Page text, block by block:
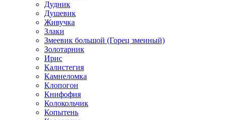
Дудник
Душевик
Живучка
Злаки
Змеевик большой (Горец змеиный)
Золотарник
Ирис
Калистегия
Камнеломка
Клопогон
Книфофия
Колокольчик
Копытень